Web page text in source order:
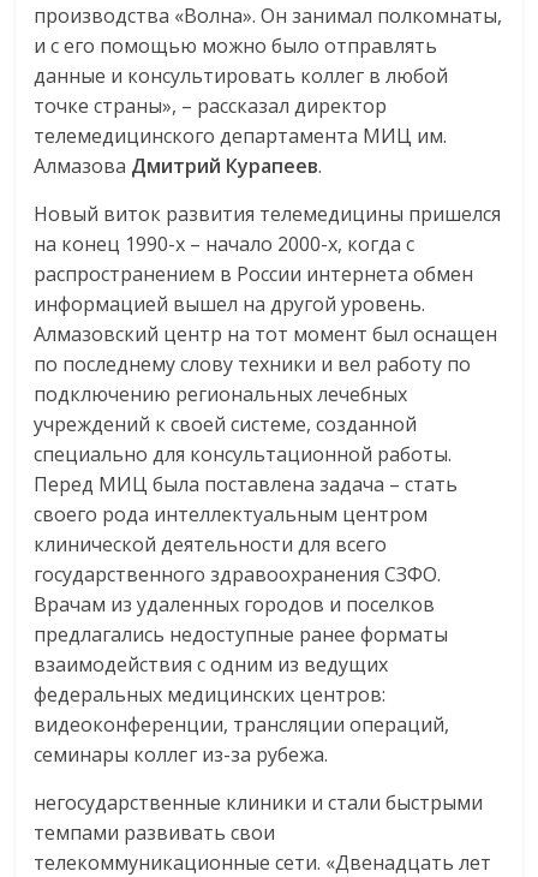
производства «Волна». Он занимал полкомнаты,
и с его помощью можно было отправлять
данные и консультировать коллег в любой
точке страны», – рассказал директор
телемедицинского департамента МИЦ им.
Алмазова Дмитрий Курапеев.
Новый виток развития телемедицины пришелся
на конец 1990-х – начало 2000-х, когда с
распространением в России интернета обмен
информацией вышел на другой уровень.
Алмазовский центр на тот момент был оснащен
по последнему слову техники и вел работу по
подключению региональных лечебных
учреждений к своей системе, созданной
специально для консультационной работы.
Перед МИЦ была поставлена задача – стать
своего рода интеллектуальным центром
клинической деятельности для всего
государственного здравоохранения СЗФО.
Врачам из удаленных городов и поселков
предлагались недоступные ранее форматы
взаимодействия с одним из ведущих
федеральных медицинских центров:
видеоконференции, трансляции операций,
семинары коллег из-за рубежа.
негосударственные клиники и стали быстрыми
темпами развивать свои
телекоммуникационные сети. «Двенадцать лет